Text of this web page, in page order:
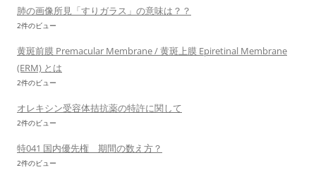
肺の画像所見「すりガラス」の意味は？？
2件のビュー
黄斑前膜 Premacular Membrane / 黄斑上膜 Epiretinal Membrane
(ERM) とは
2件のビュー
オレキシン受容体拮抗薬の特許に関して
2件のビュー
特041 国内優先権 期間の数え方？
2件のビュー